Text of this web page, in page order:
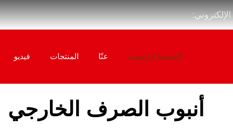
الإلكتروني:
الصفحة الرئيسية عنّا المنتجات فيديو
أنبوب الصرف الخارجي